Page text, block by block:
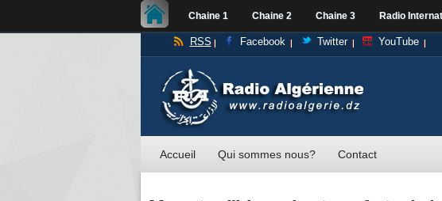
Chaine 1 Chaine 2 Chaine 3 Radio
RSS Facebook Twitter YouTube
Accueil Qui sommes nous? Contact